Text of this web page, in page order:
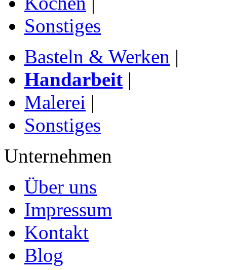
Sonstiges
Basteln & Werken |
Handarbeit |
Malerei |
Sonstiges
Unternehmen
Über uns
Impressum
Kontakt
Blog